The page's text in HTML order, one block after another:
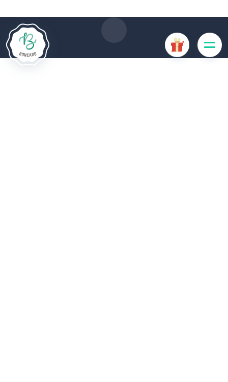
fonctionnalités du site. D'autres cookies sont utilisés à des
fins d'analyse ou de marketing.
Accepter les cookies
Gérer les cookies